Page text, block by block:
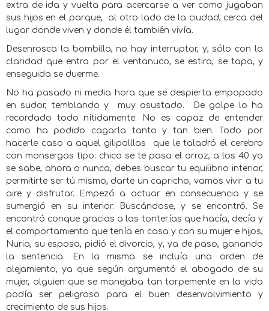
extra de ida y vuelta para acercarse a ver como jugaban
sus hijos en el parque,
al otro lado de la ciudad, cerca del
lugar donde viven y donde él también vivía.
Desenrosca la bombilla, no hay interruptor, y, sólo con la
claridad que entra por el ventanuco, se estira, se tapa, y
enseguida se duerme.
No ha pasado ni media hora que se despierta empapado
en sudor, temblando y
muy asustado.
De golpe lo ha
recordado todo nítidamente. No es capaz de entender
como ha podido cagarla tanto y tan bien. Todo por
hacerle caso a aquel gilipolllas
que le taladró el cerebro
con monsergas tipo: chico se te pasa el arroz, a los 40 ya
se sabe, ahora o nunca, debes buscar tu equilibrio interior,
permitirte ser tú mismo, darte un capricho, vamos vivir a tu
aire y disfrutar. Empezó a actuar en consecuencia y se
sumergió en su interior. Buscándose, y se encontró. Se
encontró conque gracias a las tonterías que hacía, decía y
el comportamiento que tenía en casa y con su mujer e hijos,
Nuria, su esposa, pidió el divorcio, y, ya de paso, ganando
la sentencia. En la misma se incluía una orden de
alejamiento, ya que según argumentó el abogado de su
mujer, alguien que se manejaba tan torpemente en la vida
podía ser peligroso para el buen desenvolvimiento y
crecimiento de sus hijos.